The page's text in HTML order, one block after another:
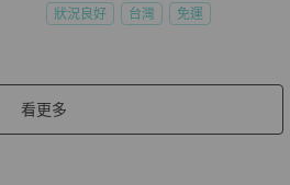
狀況良好 台灣 免運
看更多